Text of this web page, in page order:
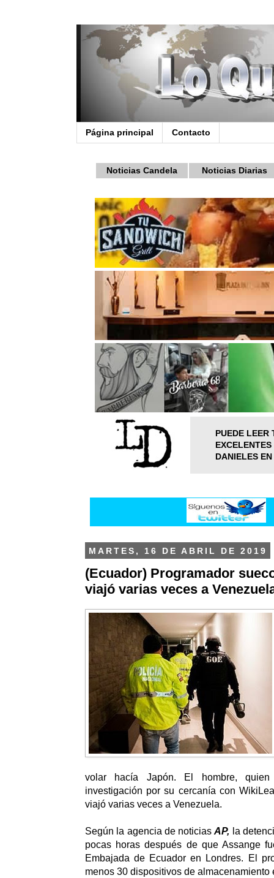
Página principal Contacto
Noticias Candela Noticias Diarias
PUEDE LEER
DANIELES
MARTES, 16 DE ABRIL DE 2019
(Ecuador) Programador
viajó varias veces a
volar hacía Japón. El hombre,
investigación por su cercanía con
viajó varias veces a Venezuela.
Según la agencia de noticiasAP, la
pocas horas después de que Assange
Embajada de Ecuador en Londres. El
menos 30 dispositivos de almacenamiento